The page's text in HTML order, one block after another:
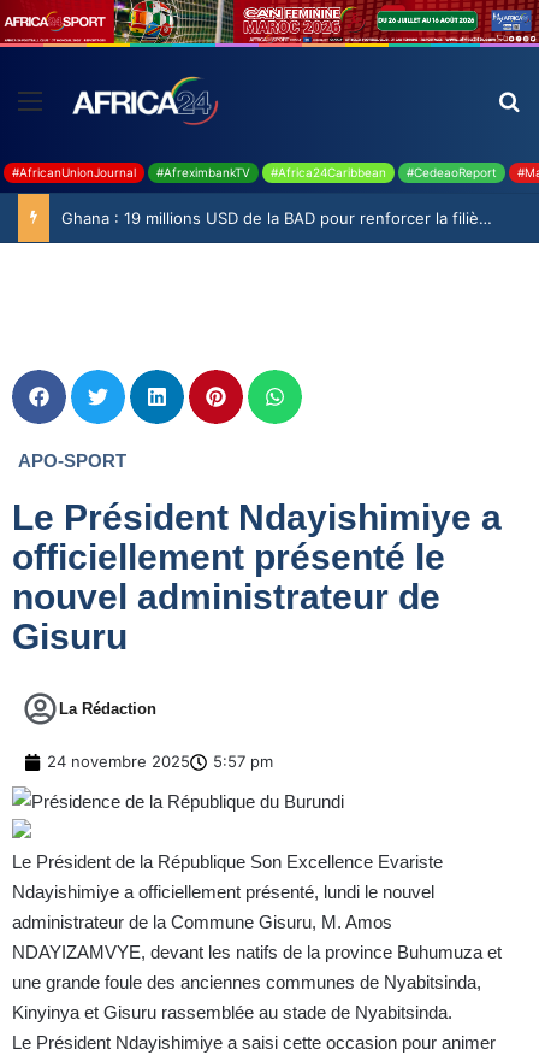
#AfricanUnionJournal #AfreximbankTV #Africa24Caribbean #CedeaoReport
Ghana : 19 millions USD de la BAD pour renforcer la filière rizicole
APO-SPORT
Le Président Ndayishimiye a
officiellement présenté le
nouvel administrateur de
Gisuru
La Rédaction
24 novembre 2025 5:57 pm
Le Président de la République Son Excellence Evariste
Ndayishimiye a officiellement présenté, lundi le nouvel
administrateur de la Commune Gisuru, M. Amos
NDAYIZAMVYE, devant les natifs de la province Buhumuza et
une grande foule des anciennes communes de Nyabitsinda,
Kinyinya et Gisuru rassemblée au stade de Nyabitsinda.
Le Président Ndayishimiye a saisi cette occasion pour animer